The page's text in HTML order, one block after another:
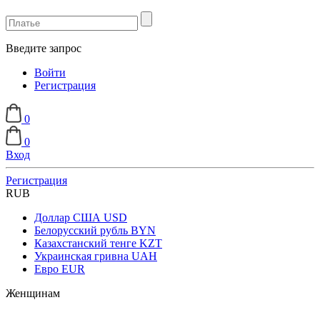
Введите запрос
Войти
Регистрация
0
0
Вход
Регистрация
RUB
Доллар США USD
Белорусский рубль BYN
Казахстанский тенге KZT
Украинская гривна UAH
Евро EUR
Женщинам